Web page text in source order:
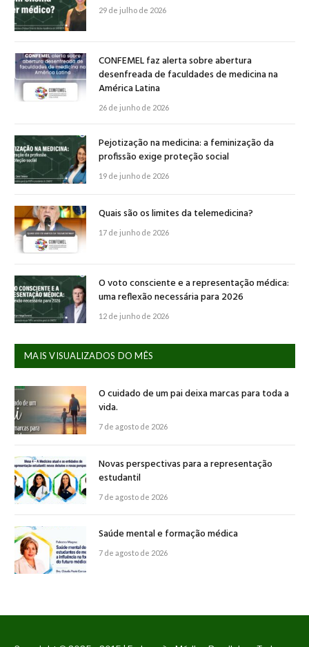
29 de julho de 2026
CONFEMEL faz alerta sobre abertura
desenfreada de faculdades de medicina na
América Latina
26 de junho de 2026
Pejotização na medicina: a feminização da
profissão exige proteção social
19 de junho de 2026
Quais são os limites da telemedicina?
17 de junho de 2026
O voto consciente e a representação médica:
uma reflexão necessária para 2026
12 de junho de 2026
MAIS VISUALIZADOS DO MÊS
O cuidado de um pai deixa marcas para toda a
vida.
7 de agosto de 2026
Novas perspectivas para a representação
estudantil
7 de agosto de 2026
Saúde mental e formação médica
7 de agosto de 2026